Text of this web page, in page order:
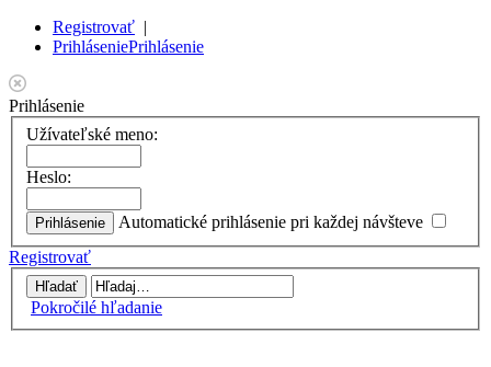
Registrovať |
PrihláseniePrihlásenie
Prihlásenie
Užívateľské meno:
Heslo:
Automatické prihlásenie pri každej návšteve
Registrovať
Pokročilé hľadanie